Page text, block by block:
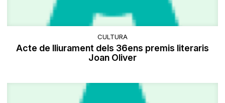
CULTURA
Acte de lliurament dels 36ens premis literaris
Joan Oliver